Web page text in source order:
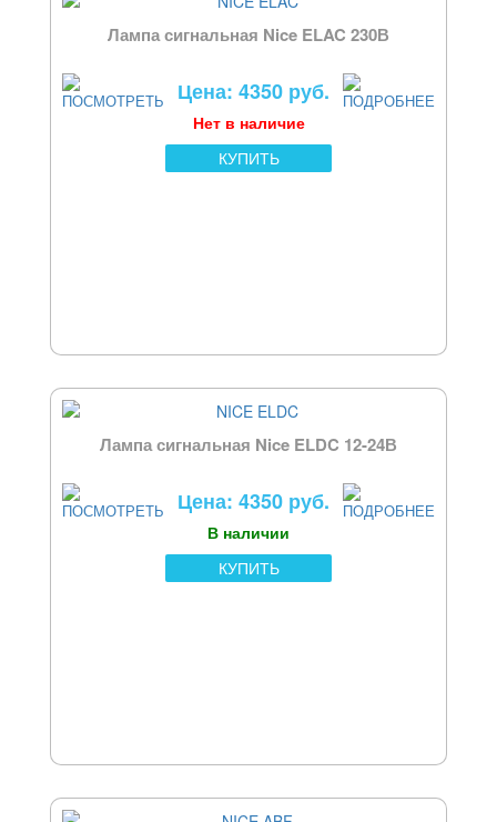
Лампа сигнальная Nice ELAC 230В
Цена: 4350 руб.
Нет в наличие
КУПИТЬ
Лампа сигнальная Nice ELDC 12-24В
Цена: 4350 руб.
В наличии
КУПИТЬ